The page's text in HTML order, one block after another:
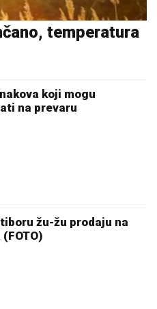
temperatura
koji mogu
na prevaru
žu-žu prodaju na
(FOTO)